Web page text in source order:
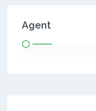
Agent